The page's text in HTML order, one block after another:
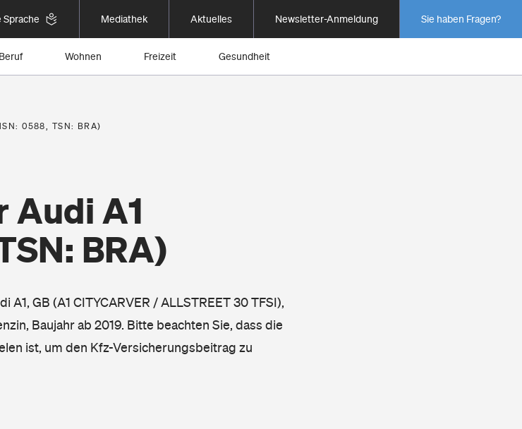
Sprache Mediathek Aktuelles Newsletter-Anmeldung Sie haben Fragen?
Beruf Wohnen Freizeit Gesundheit
0588, TSN: BRA)
Audi A1
BRA)
GB (A1 CITYCARVER / ALLSTREET 30 TFSI),
Baujahr ab 2019. Bitte beachten Sie, dass die
ist, um den Kfz-Versicherungsbeitrag zu